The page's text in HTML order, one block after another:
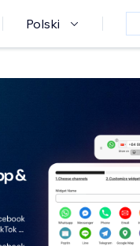
Polski